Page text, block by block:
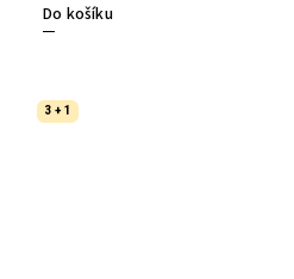
Do košíku
3 + 1